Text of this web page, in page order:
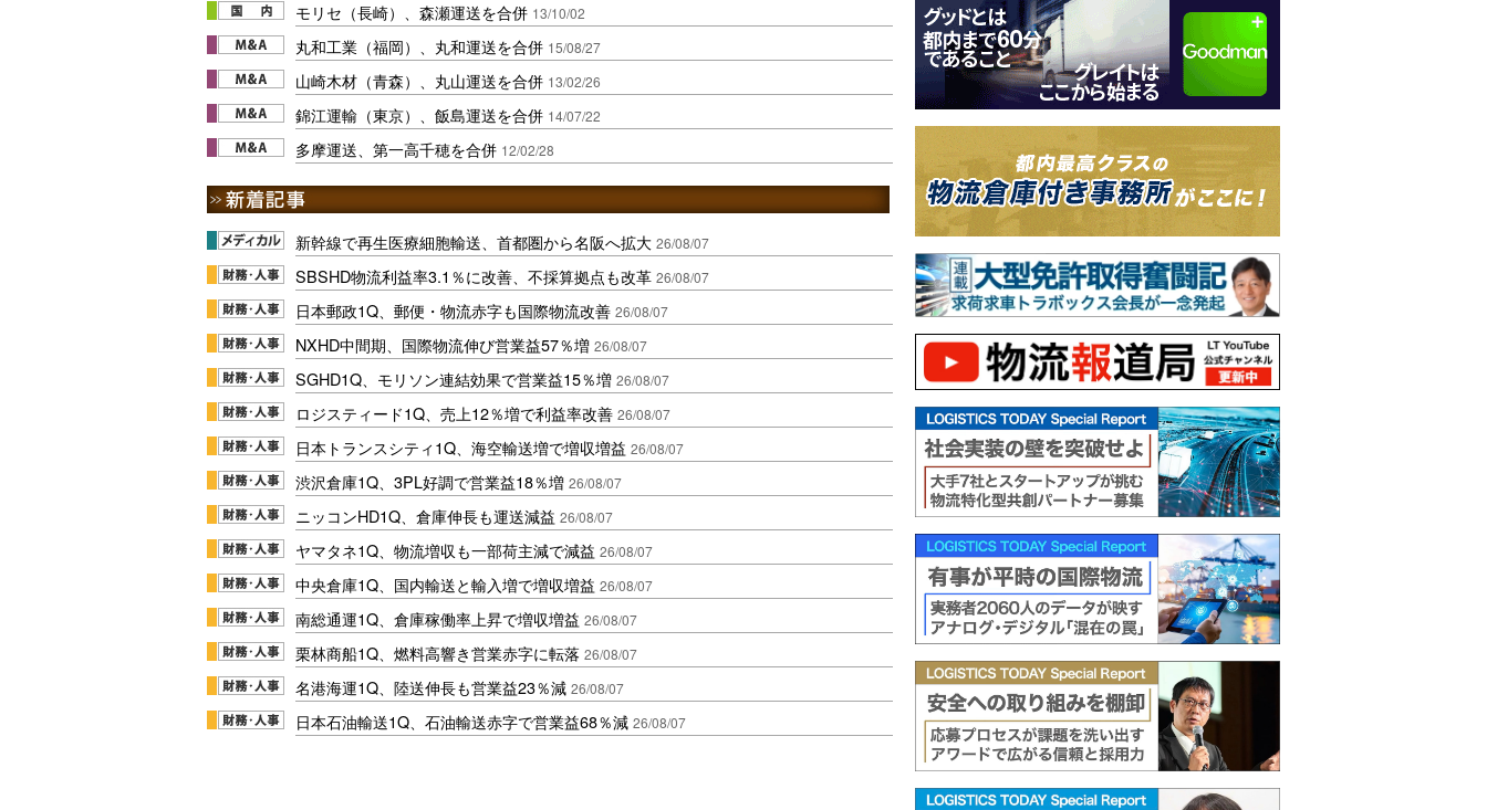
モリセ（長崎）、森瀬運送を合併 13/10/02
丸和工業（福岡）、丸和運送を合併 15/08/27
山崎木材（青森）、丸山運送を合併 13/02/26
錦江運輸（東京）、飯島運送を合併 14/07/22
多摩運送、第一高千穂を合併 12/02/28
新幹線で再生医療細胞輸送、首都圏から名阪へ拡大 26/08/07
SBSHD物流利益率3.1％に改善、不採算拠点も改革 26/08/07
日本郵政1Q、郵便・物流赤字も国際物流改善 26/08/07
NXHD中間期、国際物流伸び営業益57％増 26/08/07
SGHD1Q、モリソン連結効果で営業益15％増 26/08/07
ロジスティード1Q、売上12％増で利益率改善 26/08/07
日本トランスシティ1Q、海空輸送増で増収増益 26/08/07
渋沢倉庫1Q、3PL好調で営業益18％増 26/08/07
ニッコンHD1Q、倉庫伸長も運送減益 26/08/07
ヤマタネ1Q、物流増収も一部荷主減で減益 26/08/07
中央倉庫1Q、国内輸送と輸入増で増収増益 26/08/07
南総通運1Q、倉庫稼働率上昇で増収増益 26/08/07
栗林商船1Q、燃料高響き営業赤字に転落 26/08/07
名港海運1Q、陸送伸長も営業益23％減 26/08/07
日本石油輸送1Q、石油輸送赤字で営業益68％減 26/08/07